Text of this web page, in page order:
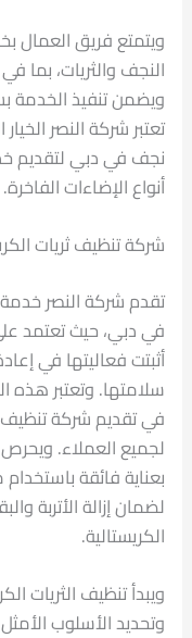
ويتمتع فريق العمال
النجف والثريات، بما
ويضمن تنفيذ الخدمة
تعتبر شركة النصر
نجف في دبي لتقديم
أنواع الإضاءات الفاخرة.
شركة تنظيف ثريات
تقدم شركة النصر خدمة
في دبي، حيث تعتمد
أثبتت فعاليتها في
سلامتها. وتعتبر هذه
في تقديم شركة
لجميع العملاء.
بعناية فائقة
لضمان إزالة الأتربة
الكريستالية.
ويبدأ تنظيف الثريات
وتحديد الأسلوب